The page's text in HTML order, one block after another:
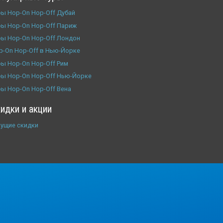
Hop-On Hop-Off Дубай
Hop-On Hop-Off Париж
Hop-On Hop-Off Лондон
On Hop-Off в Нью-Йорке
Hop-On Hop-Off Рим
Hop-On Hop-Off Нью-Йорке
Hop-On Hop-Off Вена
и акции
скидки